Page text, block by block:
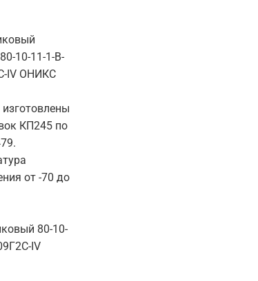
10-11-1-B-
IV ОНИКС
КП245 по
от -70 до
80-10-
IV